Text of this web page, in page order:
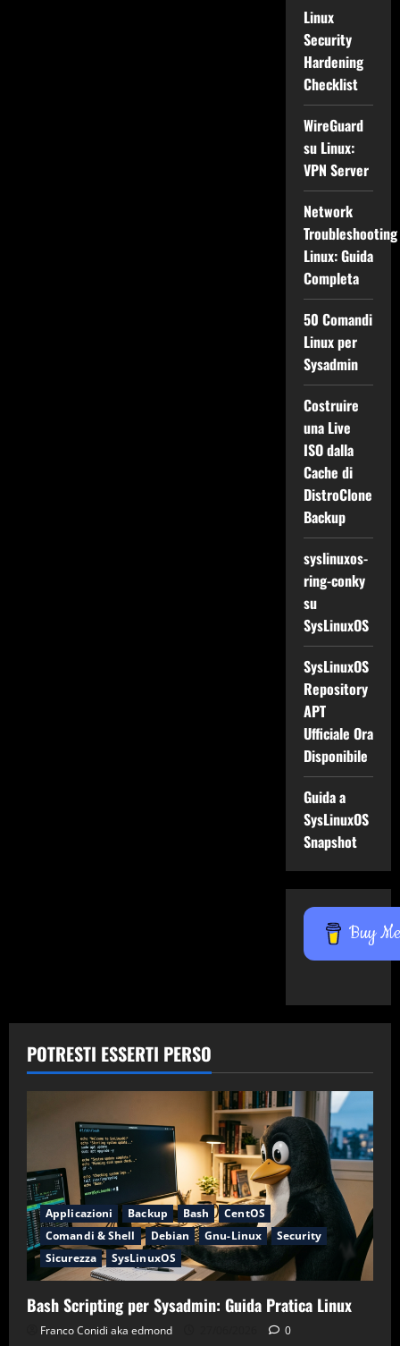
Linux
Security
Hardening
Checklist
WireGuard
su Linux:
VPN Server
Network
Troubleshooting
Linux: Guida
Completa
50 Comandi
Linux per
Sysadmin
Costruire
una Live
ISO dalla
Cache di
DistroClone
Backup
syslinuxos-
ring-conky
su
SysLinuxOS
SysLinuxOS
Repository
APT
Ufficiale Ora
Disponibile
Guida a
SysLinuxOS
Snapshot
Buy
POTRESTI ESSERTI PERSO
Applicazioni Backup Bash
CentOS
Comandi & Shell
Debian Gnu-Linux
Security
Sicurezza
SysLinuxOS
Bash Scripting per Sysadmin: Guida Pratica Linux
Franco Conidi aka edmond 0